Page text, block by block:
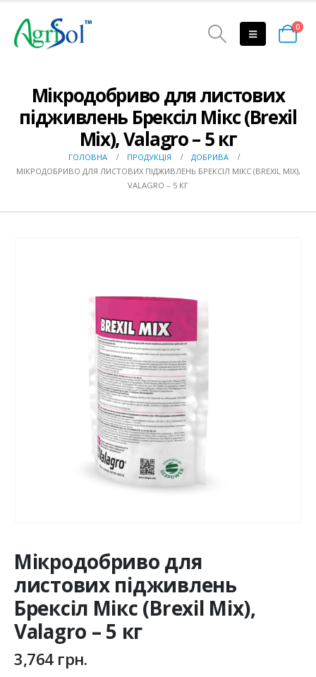
0
Мікродобриво для листових
підживлень Брексіл Мікс (Brexil
Mix), Valagro – 5 кг
ГОЛОВНА ПРОДУКЦІЯ
ДОБРИВА
МІКРОДОБРИВО ДЛЯ ЛИСТОВИХ ПІДЖИВЛЕНЬ БРЕКСІЛ МІКС (BREXIL MIX),
VALAGRO – 5 КГ
Мікродобриво для
листових підживлень
Брексіл Мікс (Brexil Mix),
Valagro – 5 кг
3,764 грн.